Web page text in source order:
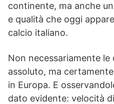
continente, ma anche
e qualità che oggi
calcio italiano.
Non necessariamente
assoluto, ma
in Europa. E
dato evidente: velocità